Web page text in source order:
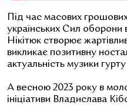
Під час масових
українських Сил
Нікітюк створює
викликає позитивну
актуальність музики
А весною 2023 року в
ініціативи Владислава